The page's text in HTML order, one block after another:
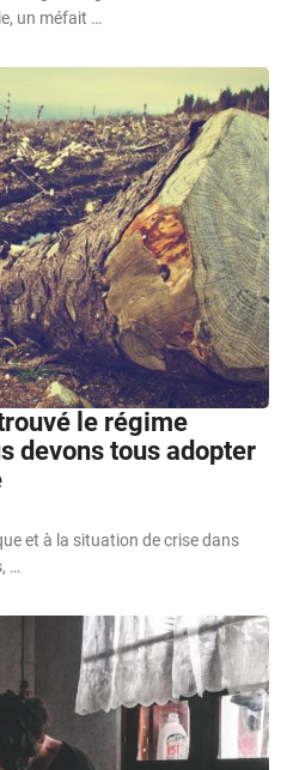
un méfait …
le régime
devons tous adopter
et à la situation de crise dans
…